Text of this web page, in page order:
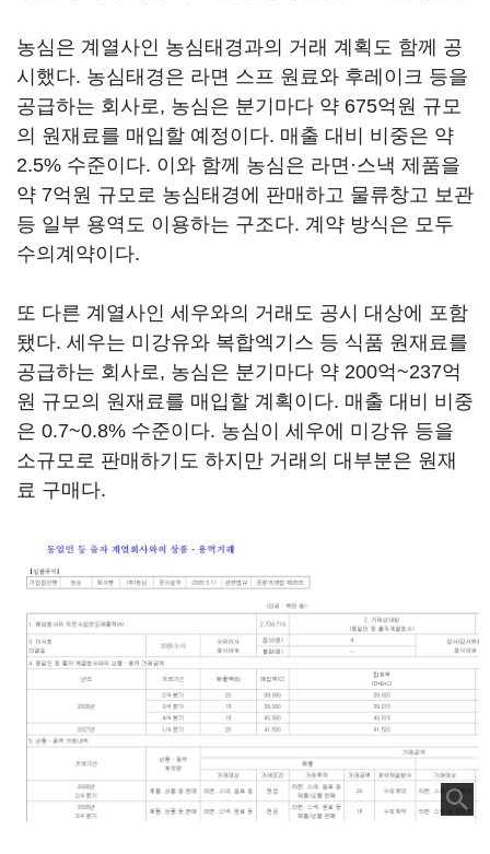
농심은 계열사인 농심태경과의 거래 계획도 함께 공
시했다. 농심태경은 라면 스프 원료와 후레이크 등을
공급하는 회사로, 농심은 분기마다 약 675억원 규모
의 원재료를 매입할 예정이다. 매출 대비 비중은 약
2.5% 수준이다. 이와 함께 농심은 라면·스낵 제품을
약 7억원 규모로 농심태경에 판매하고 물류창고 보관
등 일부 용역도 이용하는 구조다. 계약 방식은 모두
수의계약이다.
또 다른 계열사인 세우와의 거래도 공시 대상에 포함
됐다. 세우는 미강유와 복합엑기스 등 식품 원재료를
공급하는 회사로, 농심은 분기마다 약 200억~237억
원 규모의 원재료를 매입할 계획이다. 매출 대비 비중
은 0.7~0.8% 수준이다. 농심이 세우에 미강유 등을
소규모로 판매하기도 하지만 거래의 대부분은 원재
료 구매다.